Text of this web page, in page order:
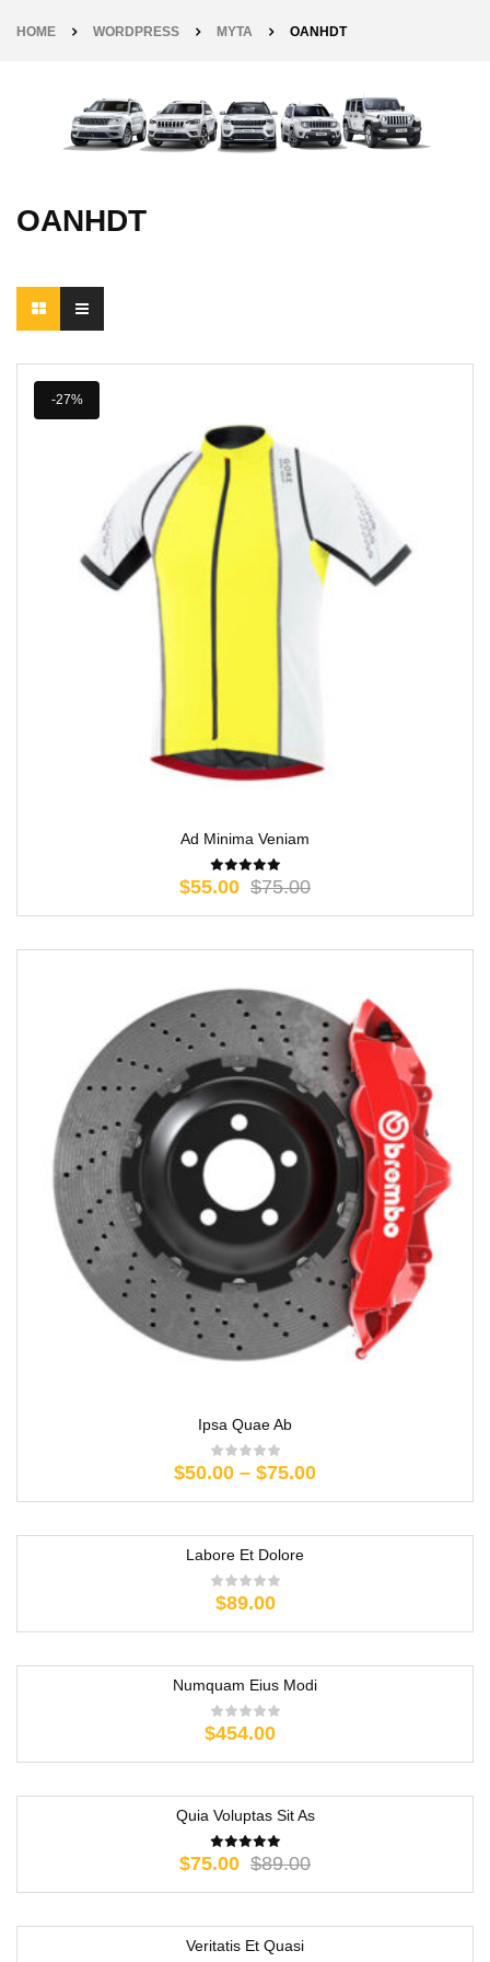
HOME WORDPRESS MYTA OANHDT
OANHDT
-27%
Ad Minima Veniam
$75.00
$55.00
Ipsa Quae Ab
$50.00 – $75.00
Labore Et Dolore
$89.00
Numquam Eius Modi
$454.00
Quia Voluptas Sit As
$89.00
$75.00
Veritatis Et Quasi